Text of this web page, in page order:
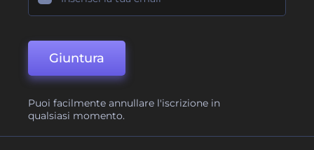
Giuntura
Puoi facilmente annullare l'iscrizione in
qualsiasi momento.